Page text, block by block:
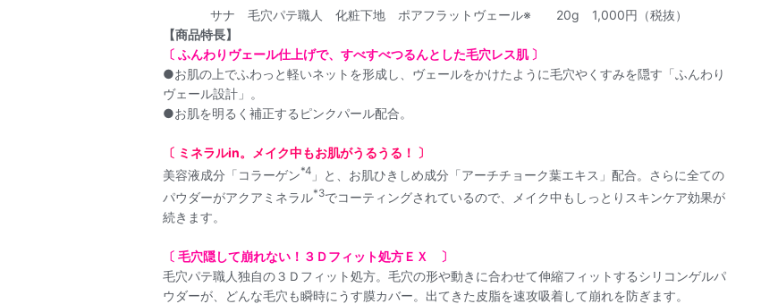
サナ 毛穴パテ職人 化粧下地 ポアフラットヴェール※ 20g 1,000円（税抜）
【商品特長】
〔 ふんわりヴェール仕上げで、すべすべつるんとした毛穴レス肌 〕
●お肌の上でふわっと軽いネットを形成し、ヴェールをかけたように毛穴やくすみを隠す「ふんわり
ヴェール設計」。
●お肌を明るく補正するピンクパール配合。
〔 ミネラルin。メイク中もお肌がうるうる！ 〕
美容液成分「コラーゲン*4 」と、お肌ひきしめ成分「アーチチョーク葉エキス」配合。さらに全ての
パウダーがアクアミネラル*3でコーティングされているので、メイク中もしっとりスキンケア効果が
続きます。
〔 毛穴隠して崩れない！３Ｄフィット処方ＥＸ 〕
毛穴パテ職人独自の３Ｄフィット処方。毛穴の形や動きに合わせて伸縮フィットするシリコンゲルパ
ウダーが、どんな毛穴も瞬時にうす膜カバー。出てきた皮脂を速攻吸着して崩れを防ぎます。